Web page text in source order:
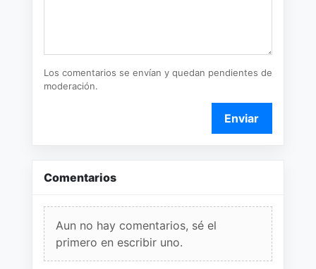
Los comentarios se envían y quedan pendientes de
moderación.
Enviar
Comentarios
Aun no hay comentarios, sé el
primero en escribir uno.